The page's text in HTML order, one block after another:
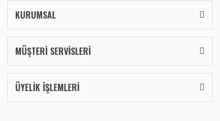
KURUMSAL
MÜŞTERİ SERVİSLERİ
ÜYELİK İŞLEMLERİ